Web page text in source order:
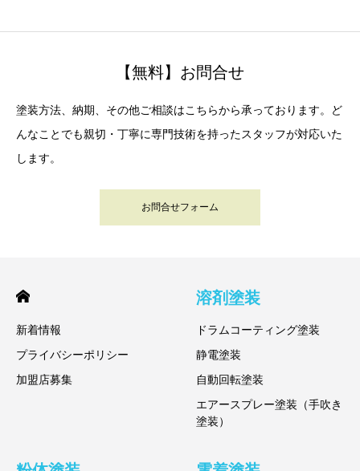
【無料】お問合せ
塗装方法、納期、その他ご相談はこちらから承っております。ど
んなことでも親切・丁寧に専門技術を持ったスタッフが対応いた
します。
お問合せフォーム
新着情報
プライバシーポリシー
加盟店募集
溶剤塗装
ドラムコーティング塗装
静電塗装
自動回転塗装
エアースプレー塗装（手吹き
塗装）